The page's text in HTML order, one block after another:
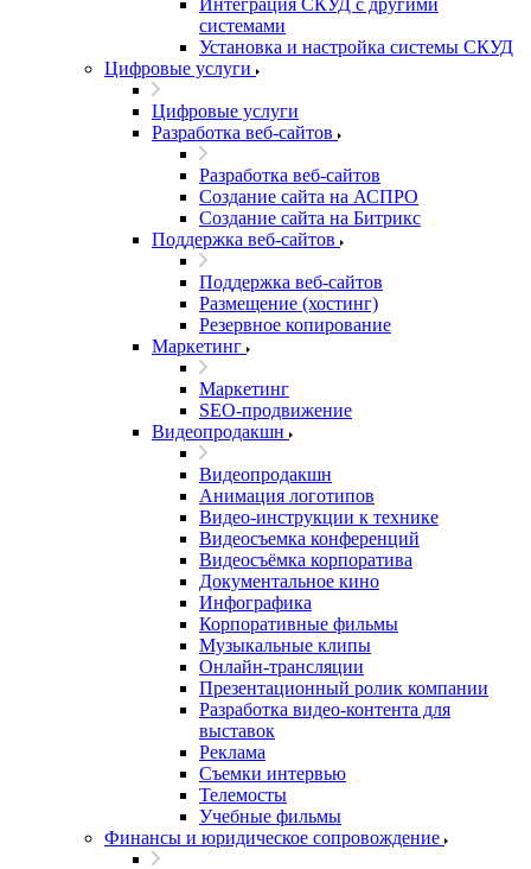
Интеграция СКУД с другими
системами
Установка и настройка системы СКУД
Цифровые услуги
Цифровые услуги
Разработка веб-сайтов
Разработка веб-сайтов
Создание сайта на АСПРО
Создание сайта на Битрикс
Поддержка веб-сайтов
Поддержка веб-сайтов
Размещение (хостинг)
Резервное копирование
Маркетинг
Маркетинг
SEO-продвижение
Видеопродакшн
Видеопродакшн
Анимация логотипов
Видео-инструкции к технике
Видеосъемка конференций
Видеосъёмка корпоратива
Документальное кино
Инфографика
Корпоративные фильмы
Музыкальные клипы
Онлайн-трансляции
Презентационный ролик компании
Разработка видео-контента для
выставок
Реклама
Съемки интервью
Телемосты
Учебные фильмы
Финансы и юридическое сопровождение